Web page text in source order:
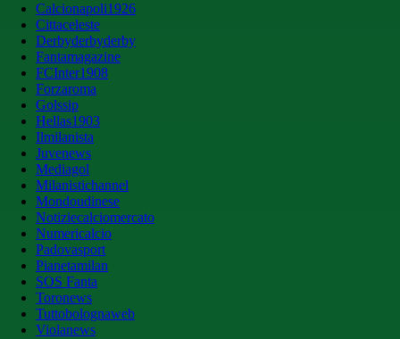
Calcionapoli1926
Cittaceleste
Derbyderbyderby
Fantamagazine
FCInter1908
Forzaroma
Golssip
Hellas1903
Ilmilanista
Juvenews
Mediagol
Milanistichannel
Mondoudinese
Notiziecalciomercato
Numericalcio
Padovasport
Pianetamilan
SOS Fanta
Toronews
Tuttobolognaweb
Violanews